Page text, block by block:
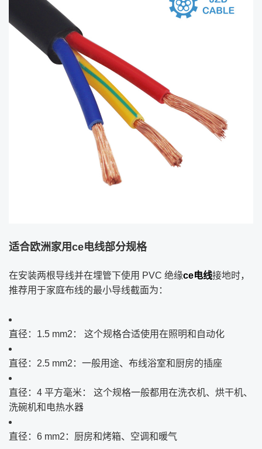
适合欧洲家用ce电线部分规格
在安装两根导线并在埋管下使用 PVC 绝缘ce电线接地时，
推荐用于家庭布线的最小导线截面为：
直径：1.5 mm2： 这个规格合适使用在照明和自动化
直径：2.5 mm2：一般用途、布线浴室和厨房的插座
直径：4 平方毫米： 这个规格一般都用在洗衣机、烘干机、
洗碗机和电热水器
直径：6 mm2：厨房和烤箱、空调和暖气